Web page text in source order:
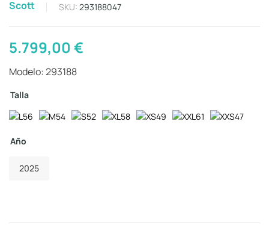
Scott SKU: 293188047
5.799,00€
Modelo: 293188
Talla
Año
2025